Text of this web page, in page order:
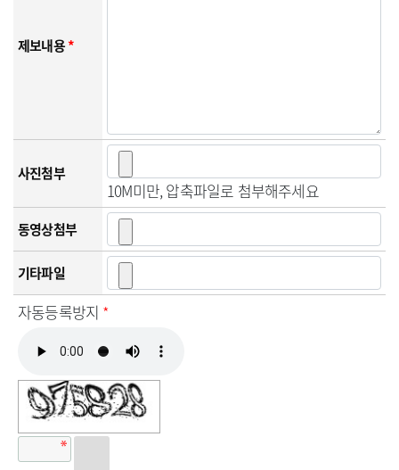
제보내용*
사진첨부
10M미만, 압축파일로 첨부해주세요
동영상첨부
기타파일
자동등록방지 *